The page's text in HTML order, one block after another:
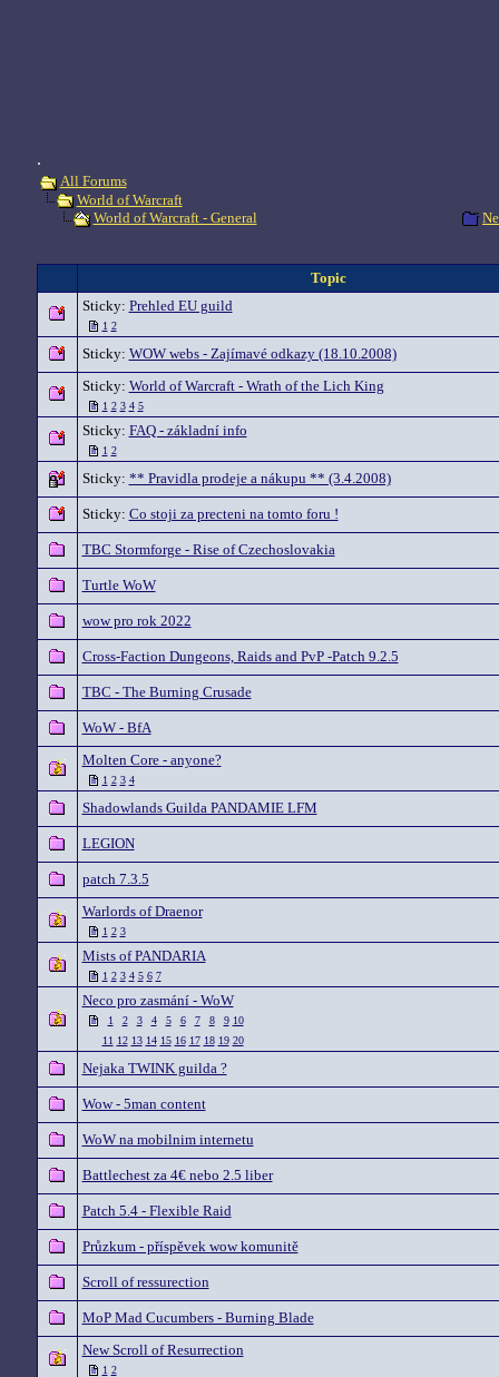
.
All Forums
World of Warcraft
World of Warcraft - General
Topic
Sticky: Prehled EU guild
1 2
Sticky: WOW webs - Zajímavé odkazy (18.10.2008)
Sticky: World of Warcraft - Wrath of the Lich King
1 2 3 4 5
Sticky: FAQ - základní info
1 2
Sticky: ** Pravidla prodeje a nákupu ** (3.4.2008)
Sticky: Co stoji za precteni na tomto foru !
TBC Stormforge - Rise of Czechoslovakia
Turtle WoW
wow pro rok 2022
Cross-Faction Dungeons, Raids and PvP -Patch 9.2.5
TBC - The Burning Crusade
WoW - BfA
Molten Core - anyone?
1 2 3 4
Shadowlands Guilda PANDAMIE LFM
LEGION
patch 7.3.5
Warlords of Draenor
1 2 3
Mists of PANDARIA
1 2 3 4 5 6 7
Neco pro zasmání - WoW
1 2 3 4 5 6 7 8 9 10
11 12 13 14 15 16 17 18 19 20
Nejaka TWINK guilda ?
Wow - 5man content
WoW na mobilnim internetu
Battlechest za 4€ nebo 2.5 liber
Patch 5.4 - Flexible Raid
Průzkum - příspěvek wow komunitě
Scroll of ressurection
MoP Mad Cucumbers - Burning Blade
New Scroll of Resurrection
1 2